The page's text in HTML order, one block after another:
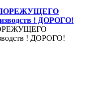
! ДОРОГО!
! ДОРОГО!